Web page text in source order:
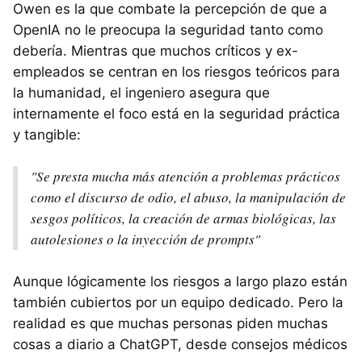
Owen es la que combate la percepción de que a
OpenIA no le preocupa la seguridad tanto como
debería. Mientras que muchos críticos y ex-
empleados se centran en los riesgos teóricos para
la humanidad, el ingeniero asegura que
internamente el foco está en la seguridad práctica
y tangible:
"Se presta mucha más atención a problemas prácticos
como el discurso de odio, el abuso, la manipulación de
sesgos políticos, la creación de armas biológicas, las
autolesiones o la inyección de prompts"
Aunque lógicamente los riesgos a largo plazo están
también cubiertos por un equipo dedicado. Pero la
realidad es que muchas personas piden muchas
cosas a diario a ChatGPT, desde consejos médicos